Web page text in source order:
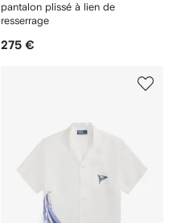
pantalon plissé à lien de
resserrage
275 €